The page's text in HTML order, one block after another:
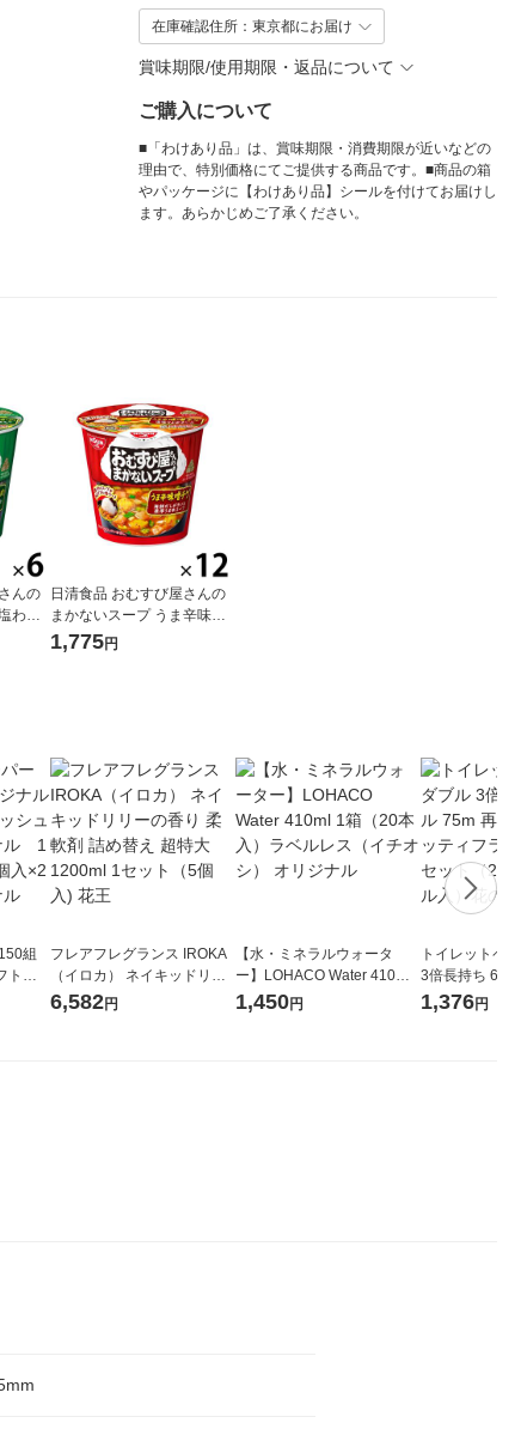
在庫確認住所：東京都にお届け
賞味期限/使用期限・返品について
ご購入について
■「わけあり品」は、賞味期限・消費期限が近いなどの
理由で、特別価格にてご提供する商品です。■商品の箱
やパッケージに【わけあり品】シールを付けてお届けし
ます。あらかじめご了承ください。
んの
わか
ンス
日清食品 おむすび屋さんの
まかないスープ うま辛味噌
チゲ 12個 カップスープ イン
1,775円
組
トパ
ナ オ
フレアフレグランス IROKA
（イロカ） ネイキッドリリ
ーの香り 柔軟剤 詰め替え 超
6,582円
【水・ミネラルウォータ
ー】LOHACO Water 410ml
1箱（20本入）ラベルレス
1,450円
トイレットペ
3倍長持ち 6ロール
紙配合 スコッ
1,376円